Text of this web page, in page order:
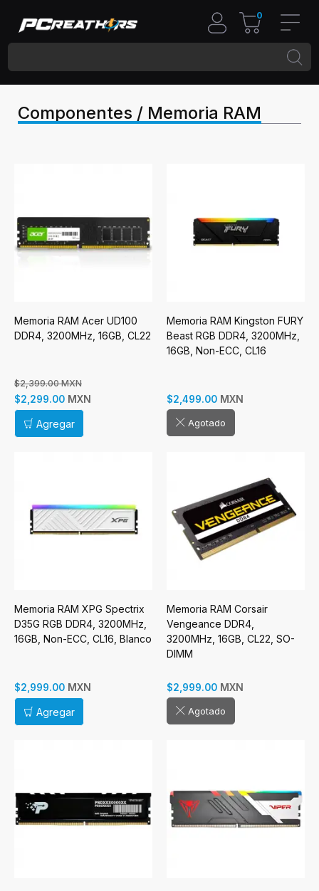
0
Componentes / Memoria RAM
Memoria RAM Acer UD100
DDR4, 3200MHz, 16GB, CL22
$2,399.00 MXN
$2,299.00 MXN
Agregar
Memoria RAM Kingston FURY
Beast RGB DDR4, 3200MHz,
16GB, Non-ECC, CL16
$2,499.00 MXN
Agotado
Memoria RAM XPG Spectrix
D35G RGB DDR4, 3200MHz,
16GB, Non-ECC, CL16, Blanco
$2,999.00 MXN
Agregar
Memoria RAM Corsair
Vengeance DDR4,
3200MHz, 16GB, CL22, SO-
DIMM
$2,999.00 MXN
Agotado